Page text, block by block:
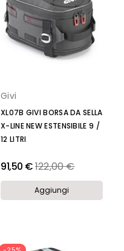
Givi
XL07B GIVI BORSA DA SELLA
X-LINE NEW ESTENSIBILE 9 /
12 LITRI
91,50 €Prezzo
122,00 €
Aggiungi